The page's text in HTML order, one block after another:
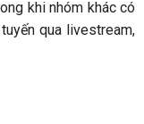
khi nhóm khác có
qua livestream,